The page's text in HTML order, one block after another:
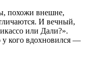
похожи внешне,
И вечный,
или Дали?».
кого вдохновился —